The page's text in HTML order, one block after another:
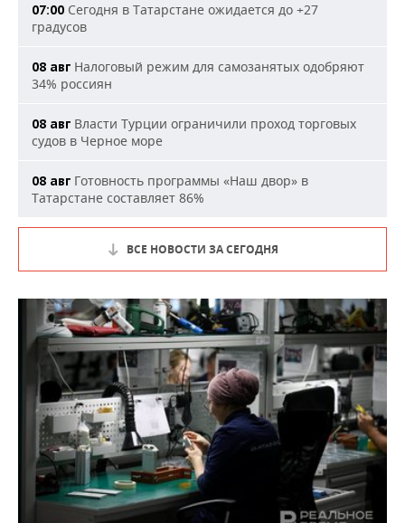
07:00 Сегодня в Татарстане ожидается до +27
градусов
08 авг Налоговый режим для самозанятых одобряют
34% россиян
08 авг Власти Турции ограничили проход торговых
судов в Черное море
08 авг Готовность программы «Наш двор» в
Татарстане составляет 86%
ВСЕ НОВОСТИ ЗА СЕГОДНЯ